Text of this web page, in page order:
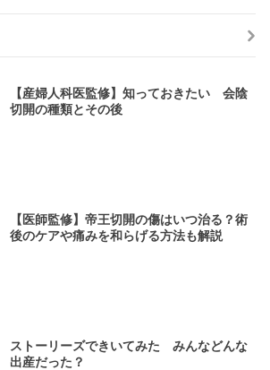
【産婦人科医監修】知っておきたい 会陰
切開の種類とその後
【医師監修】帝王切開の傷はいつ治る？術
後のケアや痛みを和らげる方法も解説
ストーリーズできいてみた みんなどんな
出産だった？